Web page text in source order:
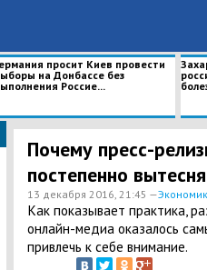
просит Киев провести
на Донбассе без
Россие...
Почему пресс-
постепенно
13 декабря 2016, 21:45 —
Как показывает практика,
онлайн-медиа оказалось
привлечь к себе внимание.